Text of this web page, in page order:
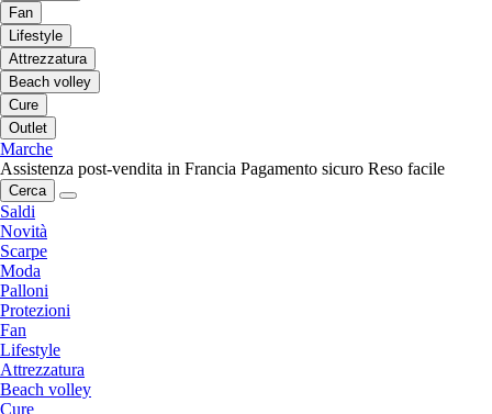
Fan
Lifestyle
Attrezzatura
Beach volley
Cure
Outlet
Marche
Assistenza post-vendita in Francia Pagamento sicuro Reso facile
Cerca
Saldi
Novità
Scarpe
Moda
Palloni
Protezioni
Fan
Lifestyle
Attrezzatura
Beach volley
Cure